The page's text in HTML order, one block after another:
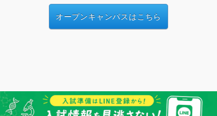
オープンキャンパスはこちら